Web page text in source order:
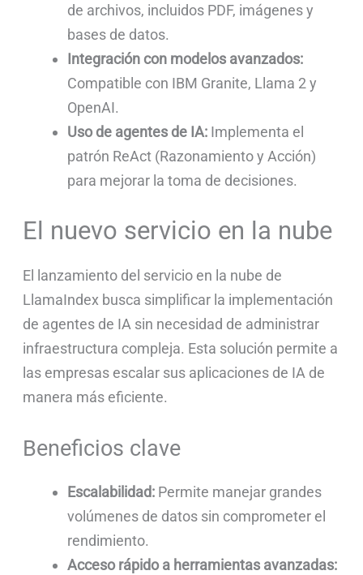
de archivos, incluidos PDF, imágenes y
bases de datos.
Integración con modelos avanzados:
Compatible con IBM Granite, Llama 2 y
OpenAI.
Uso de agentes de IA:Implementa el
patrón ReAct (Razonamiento y Acción)
para mejorar la toma de decisiones.
El nuevo servicio en la nube
El lanzamiento del servicio en la nube de
LlamaIndex busca simplificar la implementación
de agentes de IA sin necesidad de administrar
infraestructura compleja. Esta solución permite a
las empresas escalar sus aplicaciones de IA de
manera más eficiente.
Beneficios clave
Escalabilidad:Permite manejar grandes
volúmenes de datos sin comprometer el
rendimiento.
Acceso rápido a herramientas avanzadas: